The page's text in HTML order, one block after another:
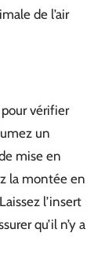
de l’air
vérifier
un
mise en
la montée en
l’insert
qu’il n’y a